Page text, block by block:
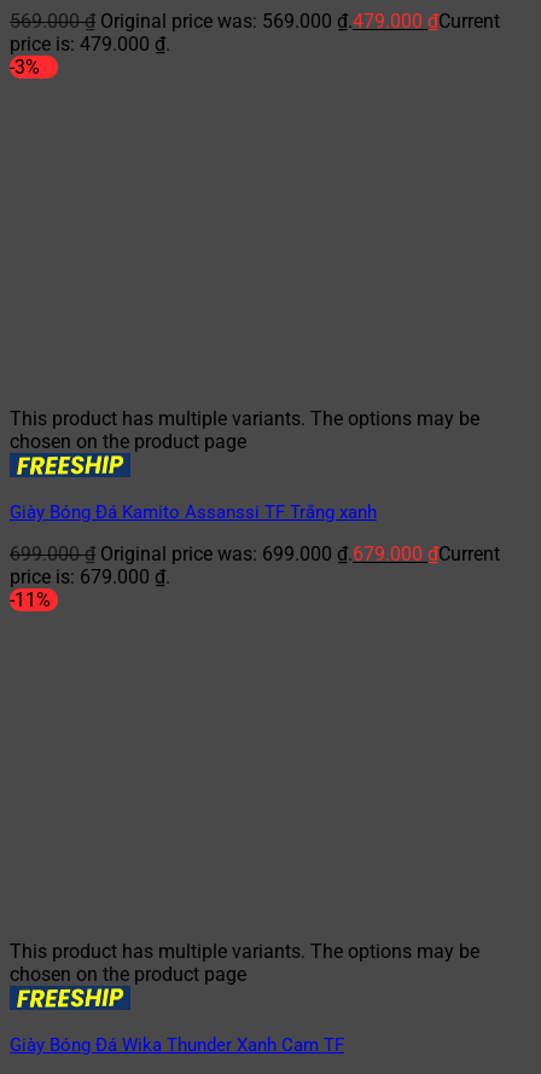
569.000₫ Original price was: 569.000 ₫.479.000 ₫Current
price is: 479.000 ₫.
-3%
This product has multiple variants. The options may be
chosen on the product page
Giày Bóng Đá Kamito Assanssi TF Trắng xanh
699.000₫ Original price was: 699.000 ₫.679.000 ₫Current
price is: 679.000 ₫.
-11%
This product has multiple variants. The options may be
chosen on the product page
Giày Bóng Đá Wika Thunder Xanh Cam TF